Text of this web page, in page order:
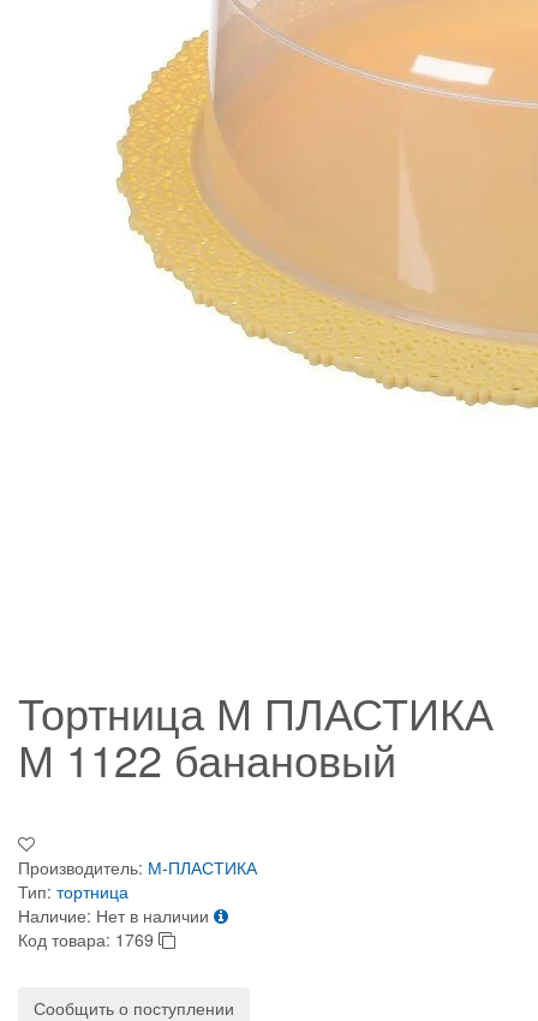
Тортница М ПЛАСТИКА
М 1122 банановый
Производитель: М-ПЛАСТИКА
Тип: тортница
Наличие: Нет в наличии
Код товара: 1769
Сообщить о поступлении